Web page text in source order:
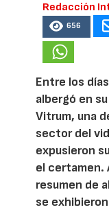
Redacción
656
Entre los
albergó en
Vitrum, una
sector del
expusieron
el certamen.
resumen de
se